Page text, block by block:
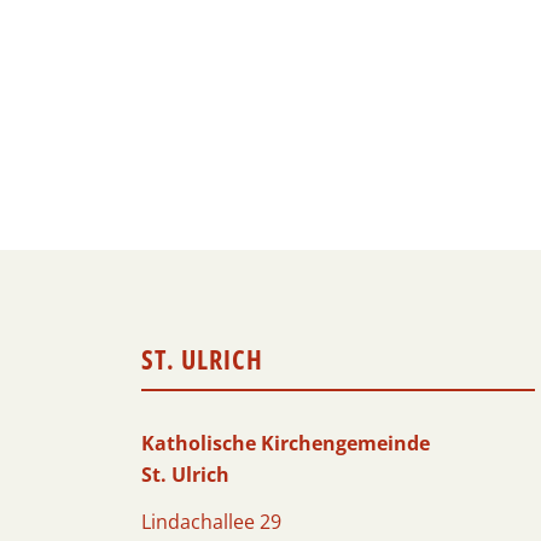
ST. ULRICH
Katholische Kirchengemeinde
St. Ulrich
Lindachallee 29